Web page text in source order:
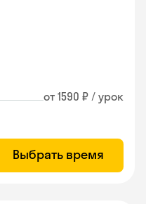
от 1590 ₽ / урок
Выбрать время